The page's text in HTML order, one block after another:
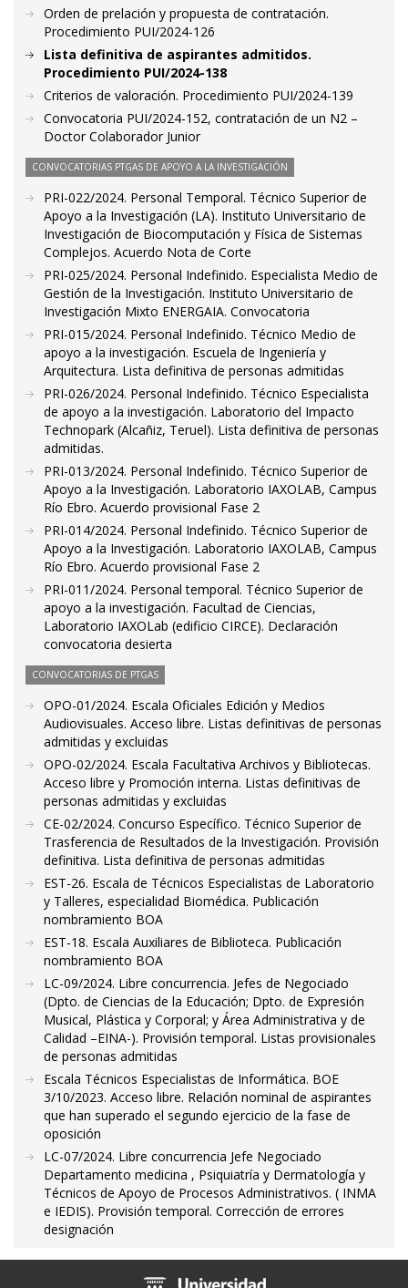
Orden de prelación y propuesta de contratación.
Procedimiento PUI/2024-126
Lista definitiva de aspirantes admitidos.
Procedimiento PUI/2024-138
Criterios de valoración. Procedimiento PUI/2024-139
Convocatoria PUI/2024-152, contratación de un N2 –
Doctor Colaborador Junior
CONVOCATORIAS PTGAS DE APOYO A LA INVESTIGACIÓN
PRI-022/2024. Personal Temporal. Técnico Superior de
Apoyo a la Investigación (LA). Instituto Universitario de
Investigación de Biocomputación y Física de Sistemas
Complejos. Acuerdo Nota de Corte
PRI-025/2024. Personal Indefinido. Especialista Medio de
Gestión de la Investigación. Instituto Universitario de
Investigación Mixto ENERGAIA. Convocatoria
PRI-015/2024. Personal Indefinido. Técnico Medio de
apoyo a la investigación. Escuela de Ingeniería y
Arquitectura. Lista definitiva de personas admitidas
PRI-026/2024. Personal Indefinido. Técnico Especialista
de apoyo a la investigación. Laboratorio del Impacto
Technopark (Alcañiz, Teruel). Lista definitiva de personas
admitidas.
PRI-013/2024. Personal Indefinido. Técnico Superior de
Apoyo a la Investigación. Laboratorio IAXOLAB, Campus
Río Ebro. Acuerdo provisional Fase 2
PRI-014/2024. Personal Indefinido. Técnico Superior de
Apoyo a la Investigación. Laboratorio IAXOLAB, Campus
Río Ebro. Acuerdo provisional Fase 2
PRI-011/2024. Personal temporal. Técnico Superior de
apoyo a la investigación. Facultad de Ciencias,
Laboratorio IAXOLab (edificio CIRCE). Declaración
convocatoria desierta
CONVOCATORIAS DE PTGAS
OPO-01/2024. Escala Oficiales Edición y Medios
Audiovisuales. Acceso libre. Listas definitivas de personas
admitidas y excluidas
OPO-02/2024. Escala Facultativa Archivos y Bibliotecas.
Acceso libre y Promoción interna. Listas definitivas de
personas admitidas y excluidas
CE-02/2024. Concurso Específico. Técnico Superior de
Trasferencia de Resultados de la Investigación. Provisión
definitiva. Lista definitiva de personas admitidas
EST-26. Escala de Técnicos Especialistas de Laboratorio
y Talleres, especialidad Biomédica. Publicación
nombramiento BOA
EST-18. Escala Auxiliares de Biblioteca. Publicación
nombramiento BOA
LC-09/2024. Libre concurrencia. Jefes de Negociado
(Dpto. de Ciencias de la Educación; Dpto. de Expresión
Musical, Plástica y Corporal; y Área Administrativa y de
Calidad –EINA-). Provisión temporal. Listas provisionales
de personas admitidas
Escala Técnicos Especialistas de Informática. BOE
3/10/2023. Acceso libre. Relación nominal de aspirantes
que han superado el segundo ejercicio de la fase de
oposición
LC-07/2024. Libre concurrencia Jefe Negociado
Departamento medicina , Psiquiatría y Dermatología y
Técnicos de Apoyo de Procesos Administrativos. ( INMA
e IEDIS). Provisión temporal. Corrección de errores
designación